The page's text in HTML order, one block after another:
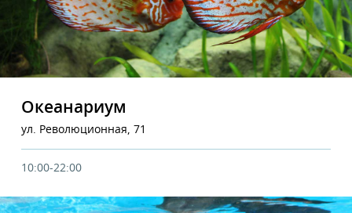
Океанариум
ул. Революционная, 71
10:00-22:00